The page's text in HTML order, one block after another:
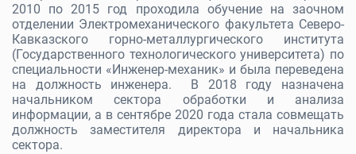
2010 по 2015 год проходила обучение на заочном
отделении Электромеханического факультета Северо-
Кавказского горно-металлургического института
(Государственного технологического университета) по
специальности «Инженер-механик» и была переведена
на должность инженера. В 2018 году назначена
начальником сектора обработки и анализа
информации, а в сентябре 2020 года стала совмещать
должность заместителя директора и начальника
сектора.